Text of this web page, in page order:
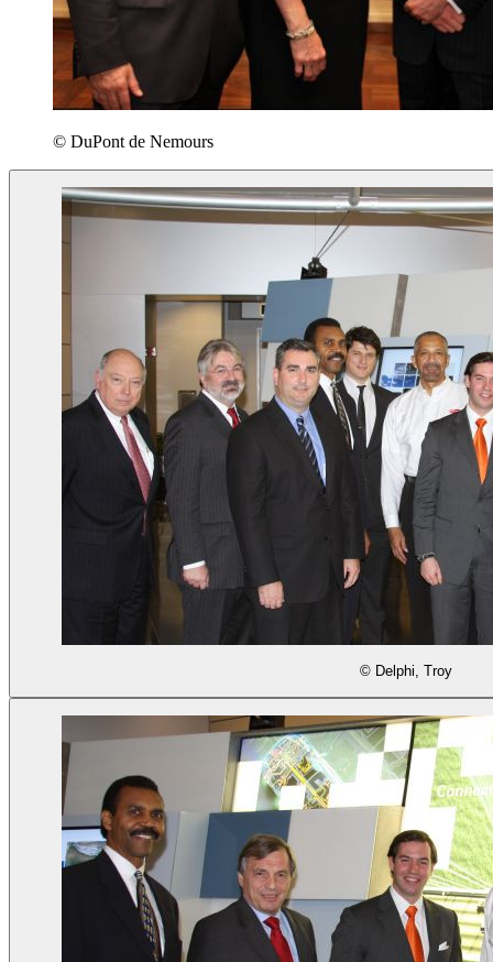
© DuPont de Nemours
© Delphi, Troy